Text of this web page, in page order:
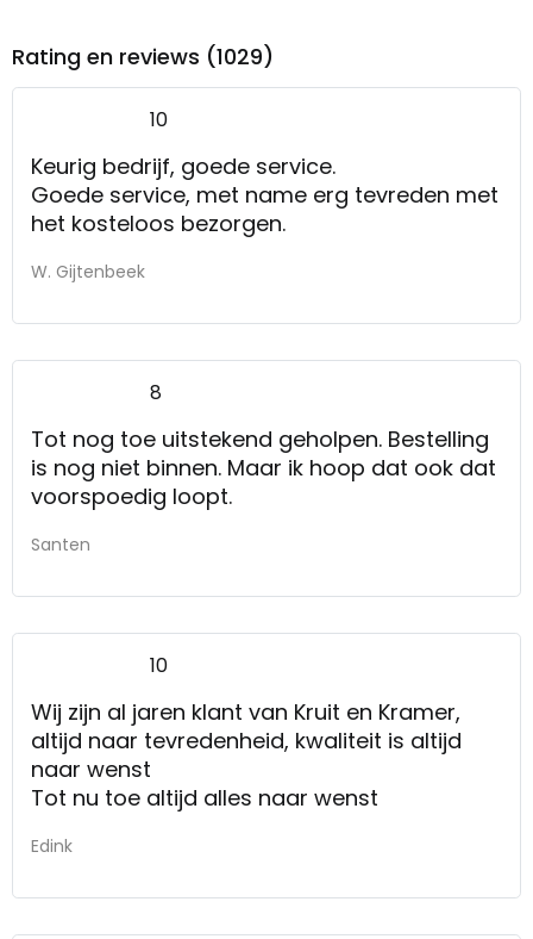
Rating en reviews (1029)
10
Keurig bedrijf, goede service.
Goede service, met name erg tevreden met
het kosteloos bezorgen.
W. Gijtenbeek
8
Tot nog toe uitstekend geholpen. Bestelling
is nog niet binnen. Maar ik hoop dat ook dat
voorspoedig loopt.
Santen
10
Wij zijn al jaren klant van Kruit en Kramer,
altijd naar tevredenheid, kwaliteit is altijd
naar wenst
Tot nu toe altijd alles naar wenst
Edink